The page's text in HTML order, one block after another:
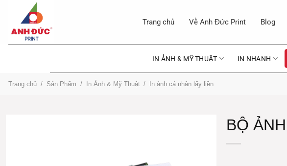
Trang chủ Về Anh Đức Print Blog
IN ẢNH & MỸ THUẬT IN NHANH
Trang chủ / Sản Phẩm / In Ảnh & Mỹ Thuật / In ảnh cá nhân lấy liền
BỘ